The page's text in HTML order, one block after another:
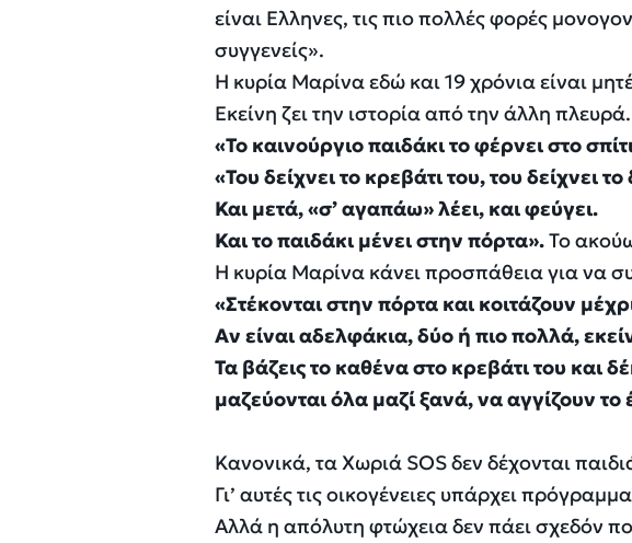
είναι Ελληνες, τις πιο πολλές φορές
συγγενείς».
Η κυρία Μαρίνα εδώ και 19 χρόνια είναι
Εκείνη ζει την ιστορία από την άλλη πλευρά.
«Το καινούργιο παιδάκι το φέρνει στο
«Του δείχνει το κρεβάτι του, του δείχνει
Και μετά, «σ’ αγαπάω» λέει, και φεύγει.
Και το παιδάκι μένει στην πόρτα».Το
Η κυρία Μαρίνα κάνει προσπάθεια για να
«Στέκονται στην πόρτα και κοιτάζουν
Αν είναι αδελφάκια, δύο ή πιο πολλά,
Τα βάζεις το καθένα στο κρεβάτι του και
μαζεύονται όλα μαζί ξανά, να αγγίζουν το
Κανονικά, τα Χωριά SOS δεν δέχονται
Γι’ αυτές τις οικογένειες υπάρχει
Αλλά η απόλυτη φτώχεια δεν πάει σχεδόν